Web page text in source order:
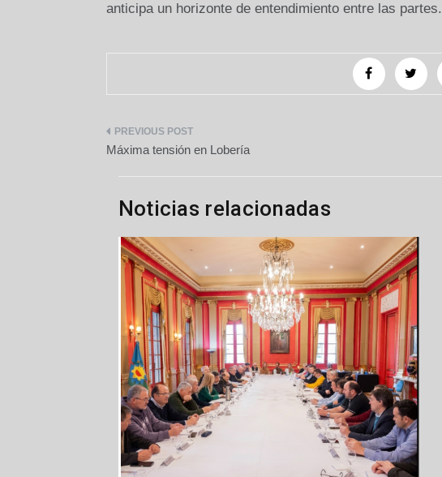
anticipa un horizonte de entendimiento entre las partes.
Navegación
de
entradas
Máxima tensión en Lobería
Noticias relacionadas